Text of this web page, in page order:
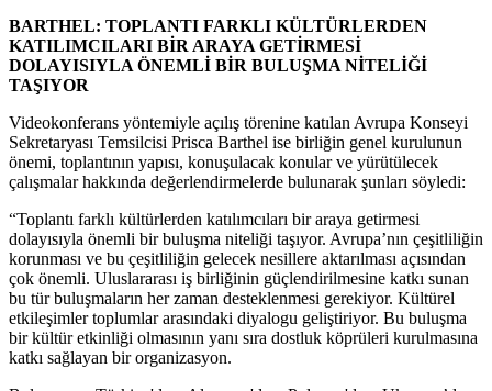
BARTHEL: TOPLANTI FARKLI KÜLTÜRLERDEN
KATILIMCILARI BİR ARAYA GETİRMESİ
DOLAYISIYLA ÖNEMLİ BİR BULUŞMA NİTELİĞİ
TAŞIYOR
Videokonferans yöntemiyle açılış törenine katılan Avrupa Konseyi
Sekretaryası Temsilcisi Prisca Barthel ise birliğin genel kurulunun
önemi, toplantının yapısı, konuşulacak konular ve yürütülecek
çalışmalar hakkında değerlendirmelerde bulunarak şunları söyledi:
“Toplantı farklı kültürlerden katılımcıları bir araya getirmesi
dolayısıyla önemli bir buluşma niteliği taşıyor. Avrupa’nın çeşitliliğin
korunması ve bu çeşitliliğin gelecek nesillere aktarılması açısından
çok önemli. Uluslararası iş birliğinin güçlendirilmesine katkı sunan
bu tür buluşmaların her zaman desteklenmesi gerekiyor. Kültürel
etkileşimler toplumlar arasındaki diyalogu geliştiriyor. Bu buluşma
bir kültür etkinliği olmasının yanı sıra dostluk köprüleri kurulmasına
katkı sağlayan bir organizasyon.